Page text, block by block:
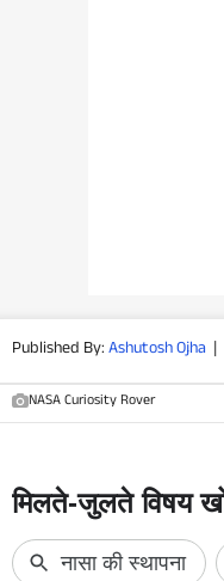
Published By:Ashutosh Ojha |
NASA Curiosity Rover